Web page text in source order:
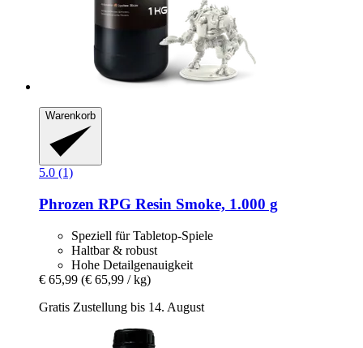
Warenkorb
5.0 (1)
Phrozen RPG Resin Smoke, 1.000 g
Speziell für Tabletop-Spiele
Haltbar & robust
Hohe Detailgenauigkeit
€ 65,99 (€ 65,99 / kg)
Gratis Zustellung bis 14. August